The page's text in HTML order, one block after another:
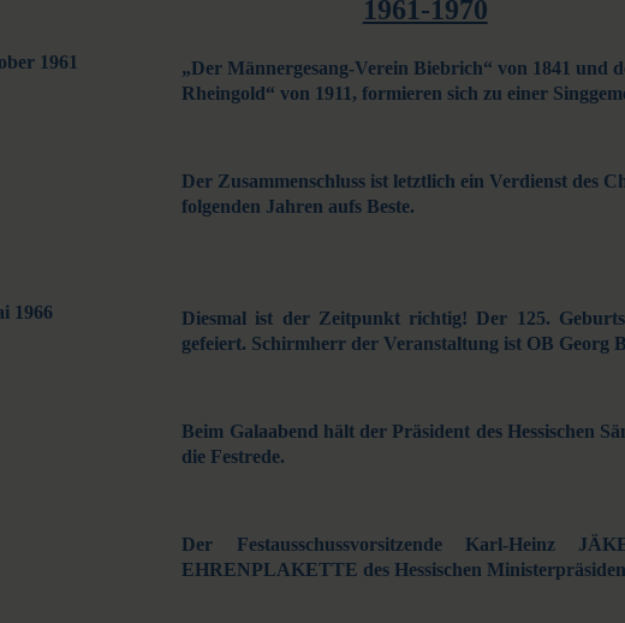
1961-1970
1961
„Der Männergesang-Verein Biebrich“ von 1841 und
Rheingold“ von 1911, formieren sich zu einer
Der Zusammenschluss ist letztlich ein Verdienst des
folgenden Jahren aufs Beste.
1966
Diesmal ist der Zeitpunkt richtig! Der 125.
gefeiert. Schirmherr der Veranstaltung ist OB Georg
Beim Galaabend hält der Präsident des Hessischen
die Festrede.
Der Festausschussvorsitzende Karl-Heinz
EHRENPLAKETTE des Hessischen